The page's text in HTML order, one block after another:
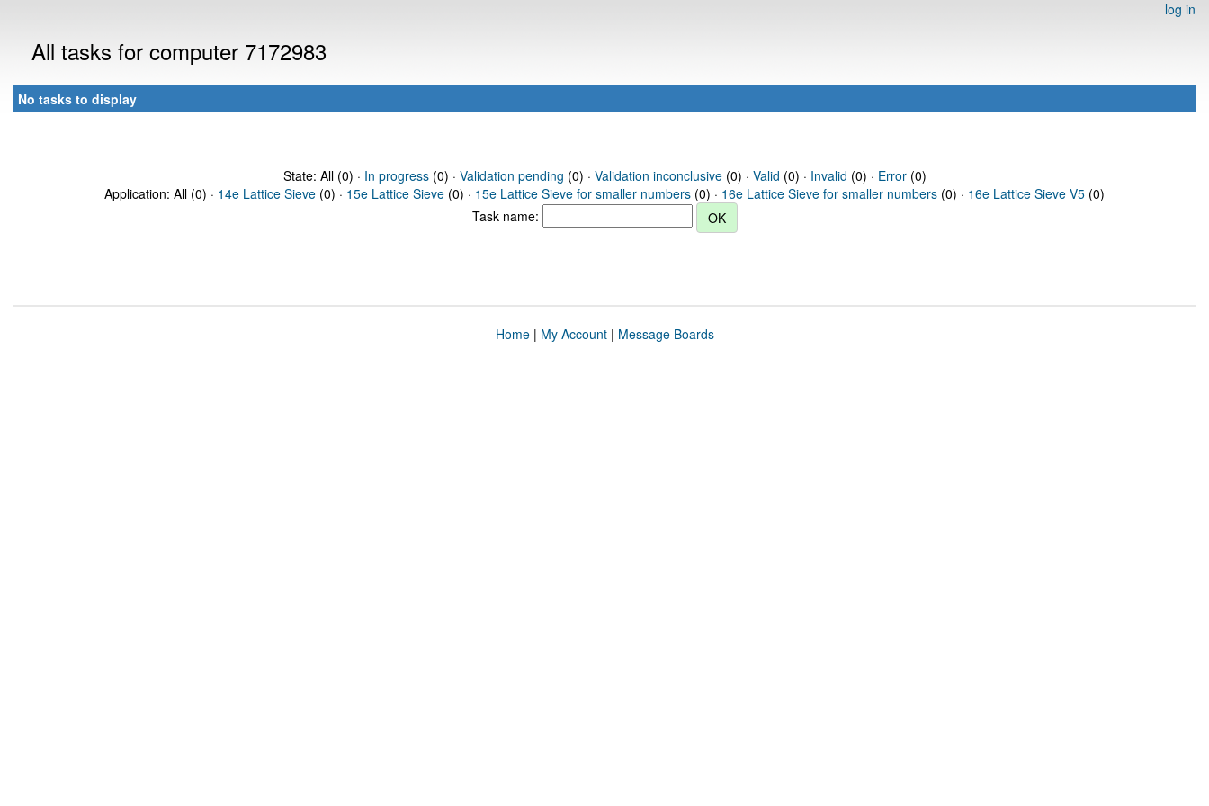
log in
All tasks for computer 7172983
No tasks to display
State: All (0) · In progress(0) · Validation pending (0) · Validation inconclusive(0) · Valid (0) · Invalid (0) · Error(0)
Application: All (0) · 14e Lattice Sieve (0) · 15e Lattice Sieve (0) · 15e Lattice Sieve for smaller numbers (0) · 16e Lattice Sieve for smaller numbers (0) · 16e Lattice Sieve V5 (0)
Task name:
Home| My Account| Message Boards